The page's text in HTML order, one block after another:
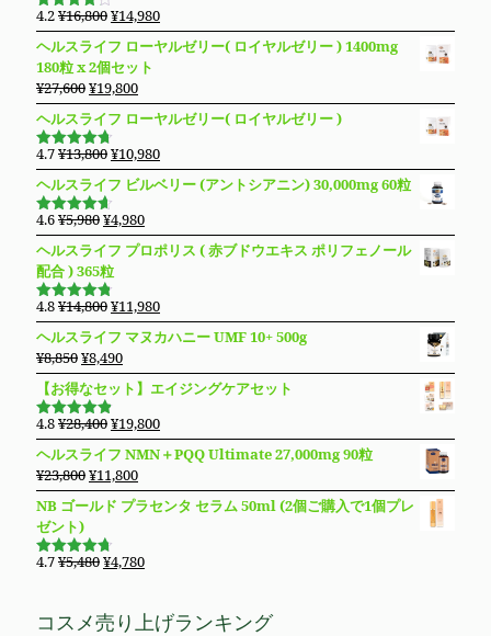
は
¥14,800
で
し
た。
格
は
¥13,280
5段階で
4.19の評
価
4.2¥16,800元
の
価
格
は
¥16,800
で
し
た。
¥14,980現
在
の
は
で
す。
ヘルスライフ ローヤルゼリー( ロイヤルゼリー ) 1400mg
180粒 x 2個セット
¥27,600元
の
価
格
は
¥27,600
で
し
た。
¥19,800現
在
価
格
は
¥19,800
で
す。
ヘルスライフ ローヤルゼリー( ロイヤルゼリー )
5段階で
4.69の評
価
4.7¥13,800元
の
価
格
は
¥13,800
で
し
た。
¥10,980現
在
の
格
は
す。
ヘルスライフ ビルベリー (アントシアニン) 30,000mg 60粒
5段階で
4.63の評
価
4.6¥5,980元
の
価
格
は
¥5,980
で
し
た。
¥4,980現
在
の
格
は
¥4,980
す。
ヘルスライフ プロポリス ( 赤ブドウエキス ポリフェノール
配合 ) 365粒
5段階で
4.76の評
価
4.8¥14,800元
の
価
格
は
¥14,800
で
し
た。
¥11,980現
在
の
格
¥11,980
で
ヘルスライフ マヌカハニー UMF 10+ 500g
¥8,850元
の
価
格
は
¥8,850
で
し
た。
¥8,490現
在
の
価
格
は
¥8,490
で
【お得なセット】エイジングケアセット
5段階で
4.83の評
価
4.8¥28,400元
の
価
格
は
で
し
¥19,800現
在
の
格
ヘルスライフ NMN＋PQQ Ultimate 27,000mg 90粒
¥23,800元
の
価
格
は
し
¥11,800現
在
の
格
で
NB ゴールド プラセンタ セラム 50ml (2個ご購入で1個プレ
ゼント)
5段階で
4.7¥5,480元
格
¥4,780現
価
コスメ売り上げランキング